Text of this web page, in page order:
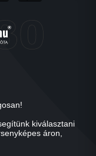
kiválasztani
áron,